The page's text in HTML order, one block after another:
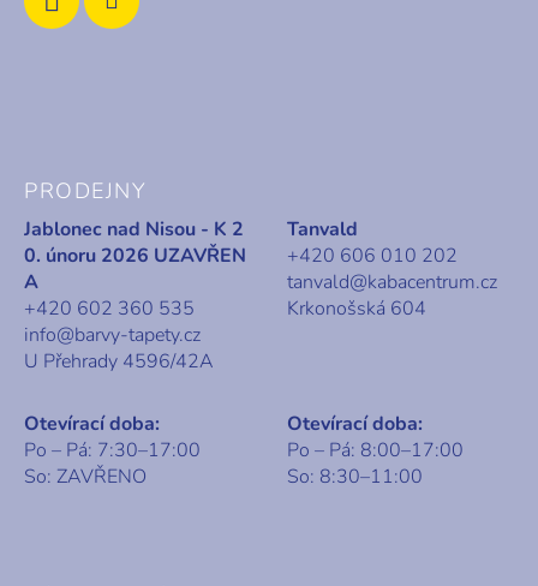
PRODEJNY
Jablonec nad Nisou - K 2
0. únoru 2026 UZAVŘEN
A
+420 602 360 535
info@barvy-tapety.cz
U Přehrady 4596/42A
Tanvald
+420 606 010 202
tanvald@kabacentrum.cz
Krkonošská 604
Otevírací doba:
Po – Pá: 7:30–17:00
So: ZAVŘENO
Otevírací doba:
Po – Pá: 8:00–17:00
So: 8:30–11:00